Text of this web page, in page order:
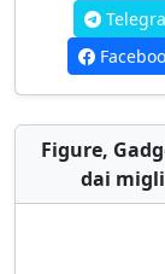
Figure,
dai